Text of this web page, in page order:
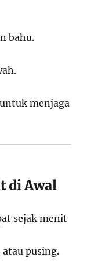
bahu.
menjaga
di Awal
sejak menit
atau pusing.